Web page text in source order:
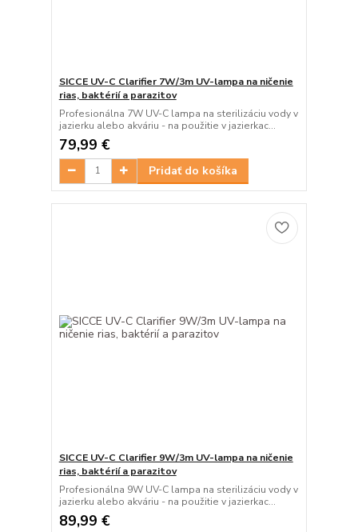
SICCE UV-C Clarifier 7W/3m UV-lampa na ničenie
rias, baktérií a parazitov
Profesionálna 7W UV-C lampa na sterilizáciu vody v
jazierku alebo akváriu - na použitie v jazierkac...
79,99 €
Pridať do košíka
SICCE UV-C Clarifier 9W/3m UV-lampa na ničenie
rias, baktérií a parazitov
Profesionálna 9W UV-C lampa na sterilizáciu vody v
jazierku alebo akváriu - na použitie v jazierkac...
89,99 €